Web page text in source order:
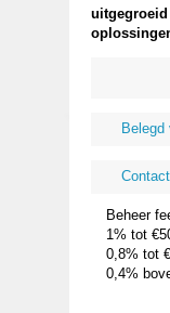
Belegd
Beheer
1% tot
0,8% tot
0,4%